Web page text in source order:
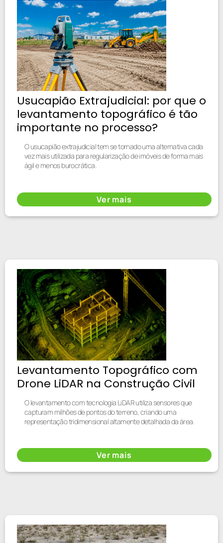
Usucapião Extrajudicial: por que o
levantamento topográfico é tão
importante no processo?
O usucapião extrajudicial tem se tornado uma alternativa cada
vez mais utilizada para regularização de imóveis de forma mais
ágil e menos burocrática.
Ver mais
Levantamento Topográfico com
Drone LiDAR na Construção Civil
O levantamento com tecnologia LiDAR utiliza sensores que
capturam milhões de pontos do terreno, criando uma
representação tridimensional altamente detalhada da área.
Ver mais